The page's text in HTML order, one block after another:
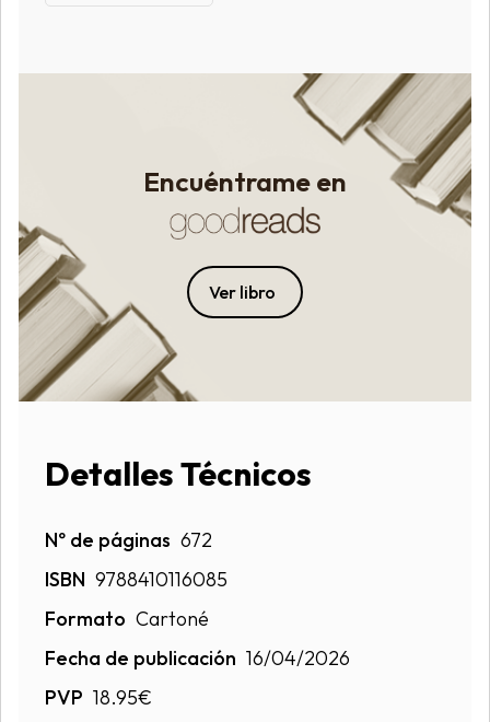
Encuéntrame en
Ver libro
Detalles Técnicos
Nº de páginas 672
ISBN 9788410116085
Formato Cartoné
Fecha de publicación 16/04/2026
PVP 18.95€